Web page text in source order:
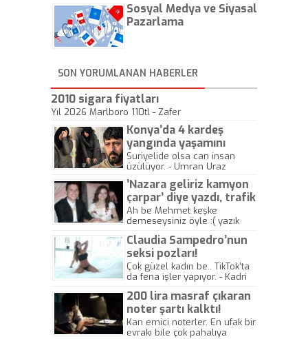
gösterisinin bu yarışmada
önemli olmadığını anlamıştır.
Sosyal Medya ve Siyasal
Pazarlama
SON YORUMLANAN HABERLER
2010 sigara fiyatları
Yıl 2026 Marlboro 110tl - Zafer
Konya’da 4 kardeş
yangında yaşamını
yitirdi
Suriyelide olsa can insan
üzülüyor. - Umran Uraz
’Nazara geliriz kamyon
çarpar’ diye yazdı, trafik
kazasında öldü!
Ah be Mehmet keşke
demeseysiniz öyle :( yazık
Claudia Sampedro’nun
seksi pozları!
Çok güzel kadın be.. TikTok'ta
da fena işler yapıyor. - Kadri
200 lira masraf çıkaran
noter şartı kalktı!
Kan emici noterler. En ufak bir
evrakı bile çok pahalıya